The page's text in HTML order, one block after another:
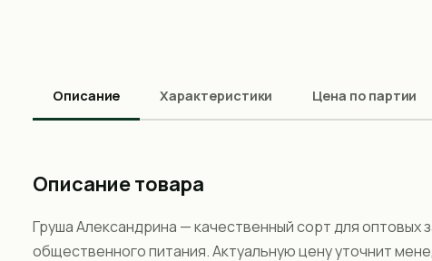
Описание Характеристики Цена по партии
Описание товара
Груша Александрина — качественный сорт для оптовых
общественного питания. Актуальную цену уточнит